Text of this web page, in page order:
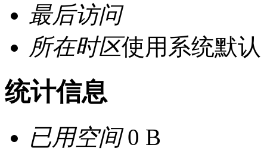
最后访问
所在时区使用系统默认
统计信息
已用空间0 B